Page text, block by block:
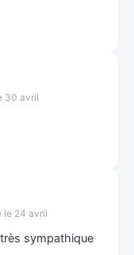
30 avril
le 24 avril
sympathique